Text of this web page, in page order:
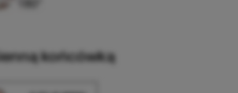
końcówką